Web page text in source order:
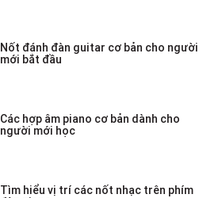
Nốt đánh đàn guitar cơ bản cho người
mới bắt đầu
Các hợp âm piano cơ bản dành cho
người mới học
Tìm hiểu vị trí các nốt nhạc trên phím